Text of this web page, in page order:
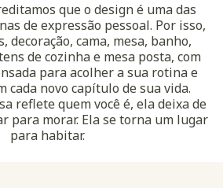
que o design é uma das
de expressão pessoal. Por isso,
decoração, cama, mesa, banho,
de cozinha e mesa posta, com
para acolher a sua rotina e
cada novo capítulo de sua vida.
reflete quem você é, ela deixa de
para morar. Ela se torna um lugar
para habitar.